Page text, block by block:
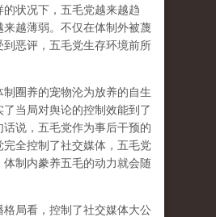
状况下，五毛党越来越趋
来越薄弱。不仅在体制外被蔑
到恶评，五毛党生存环境前所
制圈养的宠物沦为放养的自生
了当局对舆论的控制效能到了
说，五毛党作为事后干预的
完全控制了社交媒体，五毛党
体制内豢养五毛的动力就会随
格局看，控制了社交媒体大公